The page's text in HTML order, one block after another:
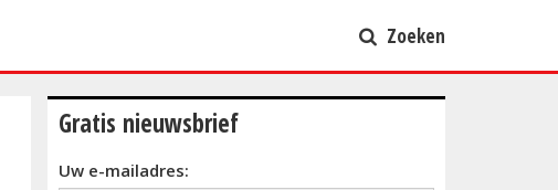
Zoeken
Gratis nieuwsbrief
Uw e-mailadres: